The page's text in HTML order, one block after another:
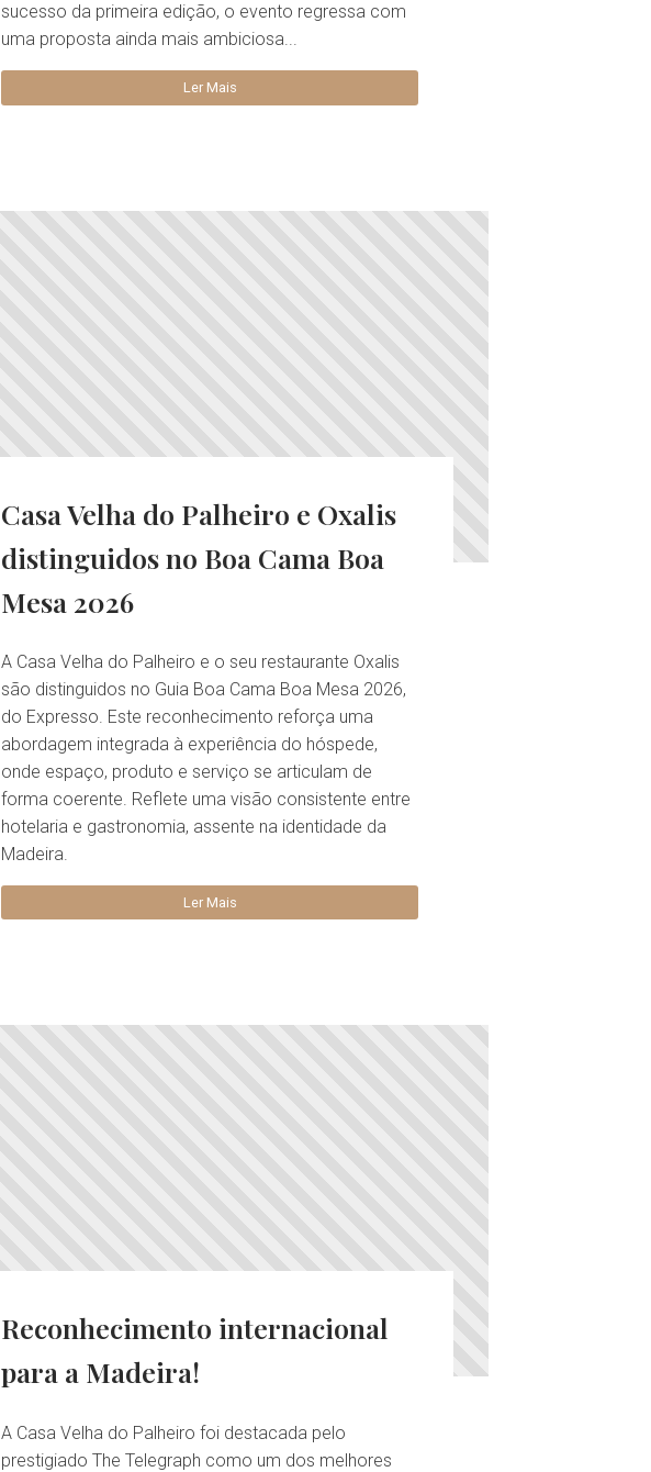
sucesso da primeira edição, o evento regressa com
uma proposta ainda mais ambiciosa...
Ler Mais
Casa Velha do Palheiro e Oxalis
distinguidos no Boa Cama Boa
Mesa 2026
A Casa Velha do Palheiro e o seu restaurante Oxalis
são distinguidos no Guia Boa Cama Boa Mesa 2026,
do Expresso. Este reconhecimento reforça uma
abordagem integrada à experiência do hóspede,
onde espaço, produto e serviço se articulam de
forma coerente. Reflete uma visão consistente entre
hotelaria e gastronomia, assente na identidade da
Madeira.
Ler Mais
Reconhecimento internacional
para a Madeira!
A Casa Velha do Palheiro foi destacada pelo
prestigiado The Telegraph como um dos melhores